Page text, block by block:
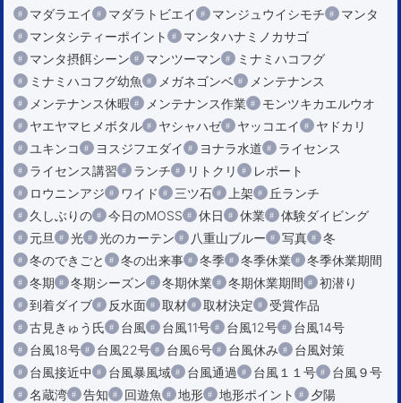
マダラエイ
マダラトビエイ マンジュウイシモチ
マンタ
マンタシティーポイント
マンタハナミノカサゴ
マンタ摂餌シーン
マンツーマン
ミナミハコフグ
ミナミハコフグ幼魚
メガネゴンベ
メンテナンス
メンテナンス休暇
メンテナンス作業
モンツキカエルウオ
ヤエヤマヒメボタル
ヤシャハゼ ヤッコエイ
ヤドカリ
ユキンコ
ヨスジフエダイ ヨナラ水道
ライセンス
ライセンス講習
ランチ リトクリ
レポート
ロウニンアジ
ワイド 三ツ石 上架
丘ランチ
久しぶりの
今日のMOSS 休日 休業
体験ダイビング
元旦
光 光のカーテン 八重山ブルー 写真
冬
冬のできごと
冬の出来事 冬季 冬季休業
冬季休業期間
冬期
冬期シーズン 冬期休業 冬期休業期間
初潜り
到着ダイブ
反水面 取材 取材決定
受賞作品
古見きゅう氏
台風 台風11号 台風12号
台風14号
台風18号
台風22号 台風6号 台風休み
台風対策
台風接近中
台風暴風域 台風通過 台風１１号
台風９号
名蔵湾
告知 回遊魚 地形 地形ポイント
夕陽